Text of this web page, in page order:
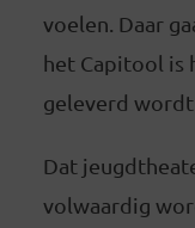
voelen. Daar
het Capitool is
geleverd
Dat
volwaardig